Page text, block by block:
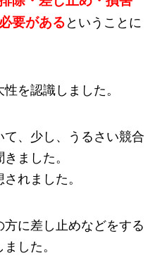
要がある ということに
を認識しました。
て、少し、うるさい競合
ました。
れました。
方に差し止めなどをする
した。